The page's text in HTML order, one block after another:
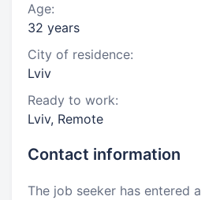
Age:
32 years
City of residence:
Lviv
Ready to work:
Lviv, Remote
Contact information
The job seeker has entered